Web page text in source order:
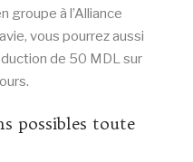
groupe à l’Alliance
vous pourrez aussi
de 50 MDL sur
possibles toute